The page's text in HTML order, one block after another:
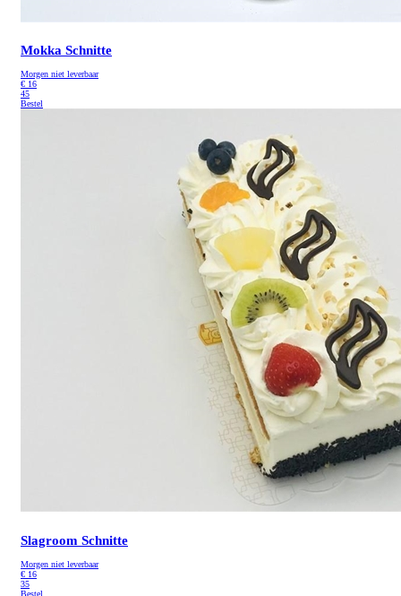
Mokka Schnitte
Morgen niet leverbaar
€ 16
45
Bestel
Slagroom Schnitte
Morgen niet leverbaar
€ 16
35
Bestel